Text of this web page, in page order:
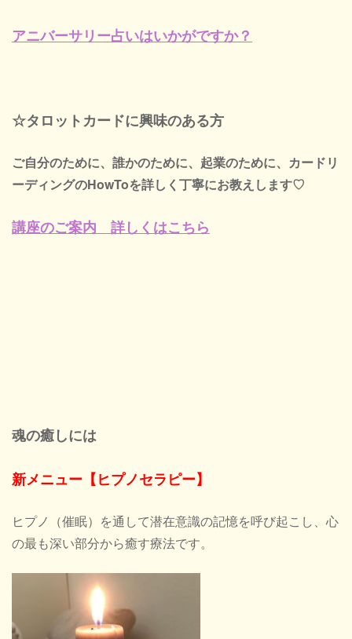
アニバーサリー占いはいかがですか？
☆タロットカードに興味のある方
ご自分のために、誰かのために、起業のために、カードリ
ーディングのHowToを詳しく丁寧にお教えします♡
講座のご案内 詳しくはこちら
魂の癒しには
新メニュー【ヒプノセラピー】
ヒプノ（催眠）を通して潜在意識の記憶を呼び起こし、心
の最も深い部分から癒す療法です。